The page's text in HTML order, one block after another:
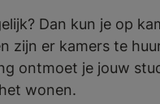
Dan kun je op
zijn er kamers te
ontmoet je jouw
wonen.